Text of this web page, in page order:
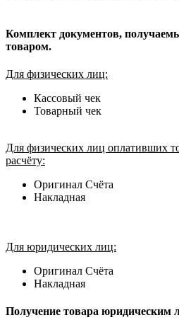
Комплект документов,
товаром.
Для физических лиц:
Кассовый чек
Товарный чек
Для физических лиц оплативших
расчёту:
Оригинал Счёта
Накладная
Для юридических лиц:
Оригинал Счёта
Накладная
Получение товара юридическим